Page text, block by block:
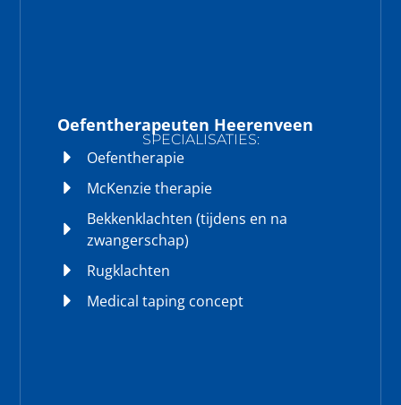
Oefentherapeuten Heerenveen
SPECIALISATIES:
Oefentherapie
McKenzie therapie
Bekkenklachten (tijdens en na
zwangerschap)
Rugklachten
Medical taping concept